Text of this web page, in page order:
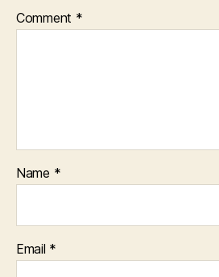
Comment *
Name *
Email *